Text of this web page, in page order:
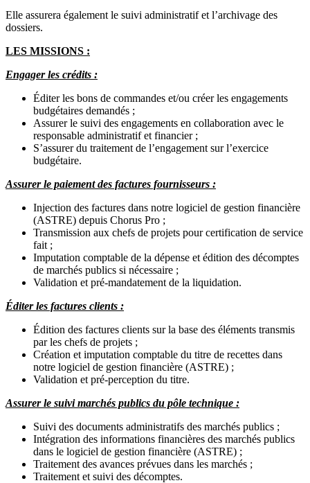
Elle assurera également le suivi administratif et l’archivage des
dossiers.
LES MISSIONS :
Engager les crédits :
Éditer les bons de commandes et/ou créer les engagements
budgétaires demandés ;
Assurer le suivi des engagements en collaboration avec le
responsable administratif et financier ;
S’assurer du traitement de l’engagement sur l’exercice
budgétaire.
Assurer le paiement des factures fournisseurs :
Injection des factures dans notre logiciel de gestion financière
(ASTRE) depuis Chorus Pro ;
Transmission aux chefs de projets pour certification de service
fait ;
Imputation comptable de la dépense et édition des décomptes
de marchés publics si nécessaire ;
Validation et pré-mandatement de la liquidation.
Éditer les factures clients :
Édition des factures clients sur la base des éléments transmis
par les chefs de projets ;
Création et imputation comptable du titre de recettes dans
notre logiciel de gestion financière (ASTRE) ;
Validation et pré-perception du titre.
Assurer le suivi marchés publics du pôle technique :
Suivi des documents administratifs des marchés publics ;
Intégration des informations financières des marchés publics
dans le logiciel de gestion financière (ASTRE) ;
Traitement des avances prévues dans les marchés ;
Traitement et suivi des décomptes.